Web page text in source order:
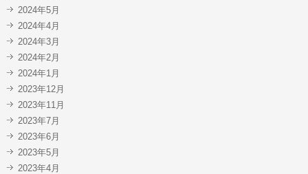
2024年5月
2024年4月
2024年3月
2024年2月
2024年1月
2023年12月
2023年11月
2023年7月
2023年6月
2023年5月
2023年4月